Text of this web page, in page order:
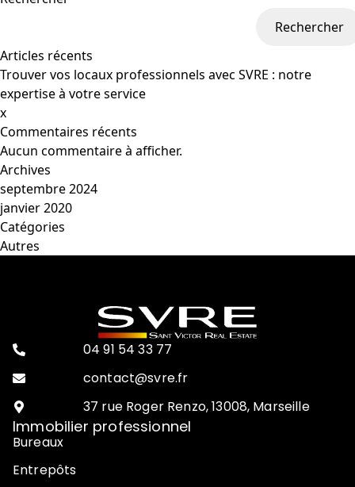
Rechercher
Articles récents
Trouver vos locaux professionnels avec SVRE : notre
expertise à votre service
x
Commentaires récents
Aucun commentaire à afficher.
Archives
septembre 2024
janvier 2020
Catégories
Autres
04 91 54 33 77
contact@svre.fr
37 rue Roger Renzo, 13008, Marseille
Immobilier professionnel
Bureaux
Entrepôts